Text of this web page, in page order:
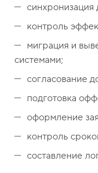
синхронизация
контроль
миграция и
системами;
согласование
подготовка
оформление
контроль
составление